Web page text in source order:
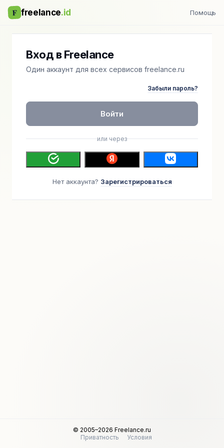
F freelance.id Помощь
Вход в Freelance
Один аккаунт для всех сервисов freelance.ru
Забыли пароль?
Войти
или через
Нет аккаунта? Зарегистрироваться
© 2005–2026 Freelance.ru
Приватность
Условия